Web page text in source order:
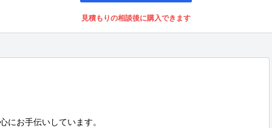
見積もりの相談後に購入できます
にお手伝いしています。